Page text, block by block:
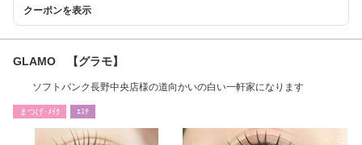
クーポンを表示
GLAMO 【グラモ】
ソフトバンク長野中央店様の道向かいの白い一軒家になります
まつげ･ﾒｲｸ ｴｽﾃ